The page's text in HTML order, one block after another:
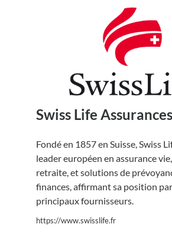
Swiss Life Assurances
Fondé en 1857 en Suisse, Swiss
leader européen en assurance
retraite, et solutions de
finances, affirmant sa position
principaux fournisseurs.
https://www.swisslife.fr